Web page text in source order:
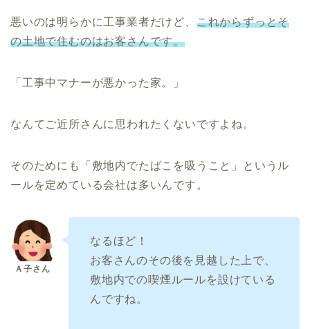
悪いのは明らかに工事業者だけど、 これからずっとそ
の土地で住むのはお客さんです。
「工事中マナーが悪かった家。」
なんてご近所さんに思われたくないですよね。
そのためにも「敷地内でたばこを吸うこと」というル
ールを定めている会社は多いんです。
なるほど！
お客さんのその後を見越した上で、
敷地内での喫煙ルールを設けている
んですね。